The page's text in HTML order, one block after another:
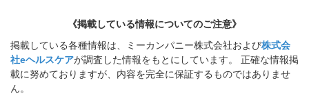
《掲載している情報についてのご注意》
掲載している各種情報は、ミーカンパニー株式会社および株式会
社eヘルスケアが調査した情報をもとにしています。 正確な情報掲
載に努めておりますが、内容を完全に保証するものではありませ
ん。